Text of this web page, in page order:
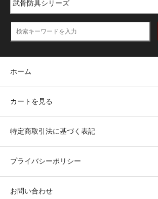
ホーム
カートを見る
特定商取引法に基づく表記
プライバシーポリシー
お問い合わせ